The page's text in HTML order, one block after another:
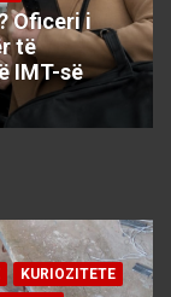
Oficeri i
të
IMT-së
KURIOZITETE